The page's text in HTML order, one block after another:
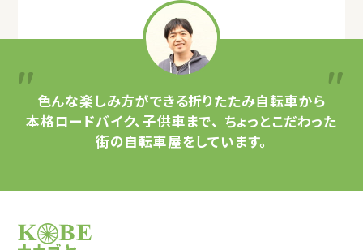
色んな楽しみ方ができる折りたたみ自転車から
本格ロードバイク、子供車まで、 ちょっとこだわった
街の自転車屋をしています。
サイクルショップナカゴヤ